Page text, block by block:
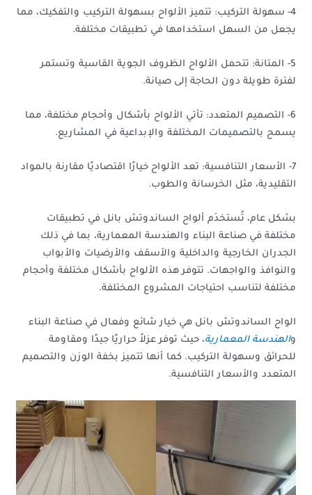
4- سهولة التركيب: تتميز الألواح بسهولة التركيب والتفكيك، مما
يجعل من السهل استخدامها في تطبيقات مختلفة.
5- المتانة: تتحمل الألواح الظروف الجوية القاسية وتستمر
لفترة طويلة دون الحاجة إلى صيانة.
6- التصميم المتعدد: تأتي الألواح بأشكال وأحجام مختلفة، مما
يسمح بالتصميمات المختلفة والإبداعية في المشاريع.
7- الأسعار التنافسية: تعد الألواح خيارًا اقتصاديًا مقارنة بالمواد
التقليدية، مثل الخرسانة والطوب.
بشكل عام، تُستخدَم ألواح الساندوتش بانل في تطبيقات
مختلفة في صناعة البناء والهندسة المعمارية، بما في ذلك
الجدران الخارجية والداخلية والأسقف والأرضيات والأبواب
والنوافذ والواجهات. تتوفر هذه الألواح بأشكال مختلفة وأحجام
مختلفة لتناسب احتياجات المشروع المختلفة.
الواح الساندوتش بانل هي خيار شائع وفعال في صناعة البناء
والهندسة المعمارية، حيث توفر عزلاً حراريًا جيدًا ومقاومة
للحرائق وسهولة التركيب. كما أنها تتميز بخفة الوزن والتصميم
المتعدد والأسعار التنافسية.